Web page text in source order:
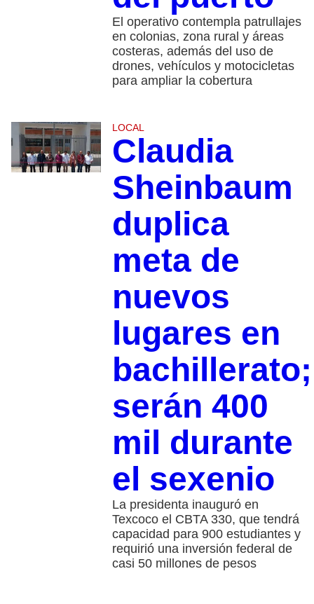
El operativo contempla patrullajes
en colonias, zona rural y áreas
costeras, además del uso de
drones, vehículos y motocicletas
para ampliar la cobertura
LOCAL
Claudia
Sheinbaum
duplica
meta de
nuevos
lugares en
bachillerato;
serán 400
mil durante
el sexenio
La presidenta inauguró en
Texcoco el CBTA 330, que tendrá
capacidad para 900 estudiantes y
requirió una inversión federal de
casi 50 millones de pesos